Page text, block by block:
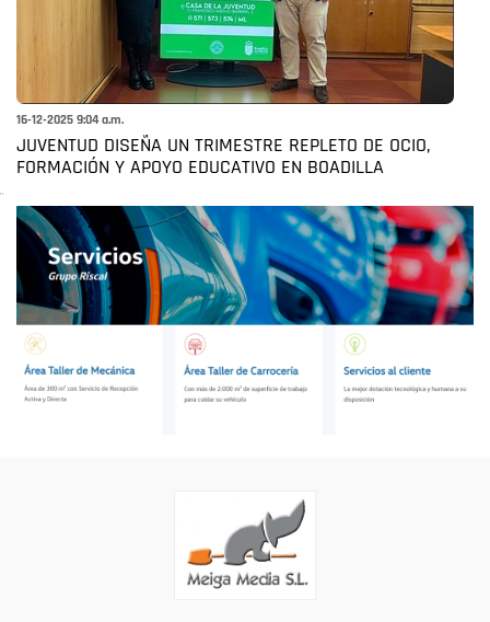
16-12-2025 9:04 a.m.
JUVENTUD DISEÑA UN TRIMESTRE REPLETO DE OCIO,
FORMACIÓN Y APOYO EDUCATIVO EN BOADILLA